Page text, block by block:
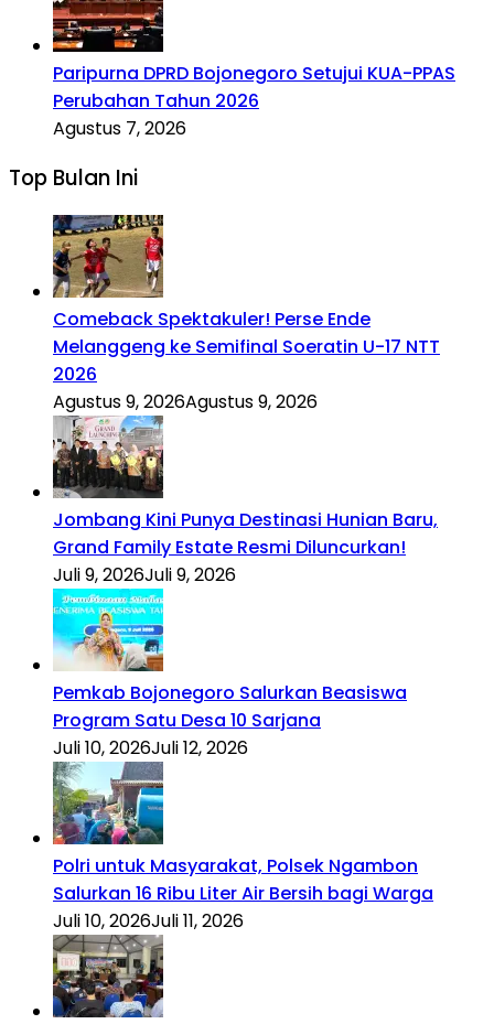
Paripurna DPRD Bojonegoro Setujui KUA-PPAS
Perubahan Tahun 2026
Agustus 7, 2026
Top Bulan Ini
Comeback Spektakuler! Perse Ende
Melanggeng ke Semifinal Soeratin U-17 NTT
2026
Agustus 9, 2026Agustus 9, 2026
Jombang Kini Punya Destinasi Hunian Baru,
Grand Family Estate Resmi Diluncurkan!
Juli 9, 2026Juli 9, 2026
Pemkab Bojonegoro Salurkan Beasiswa
Program Satu Desa 10 Sarjana
Juli 10, 2026Juli 12, 2026
Polri untuk Masyarakat, Polsek Ngambon
Salurkan 16 Ribu Liter Air Bersih bagi Warga
Juli 10, 2026Juli 11, 2026